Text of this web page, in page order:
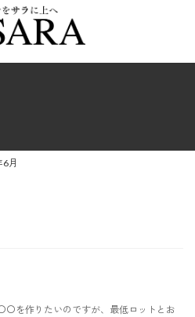
月
〇を作りたいのですが、最低ロットとお